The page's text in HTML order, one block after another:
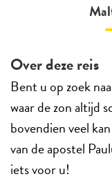
Over deze reis
Bent u op zoek
waar de zon altijd
bovendien veel
van de apostel
iets voor u!